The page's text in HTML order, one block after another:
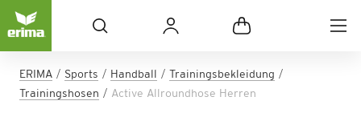
ERIMA Sports Handball
Trainingsbekleidung
Trainingshosen
Active Allroundhose Herren